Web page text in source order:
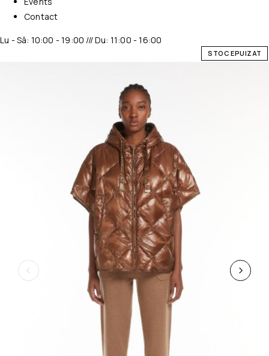
Contact
Lu - Sâ: 10:00 - 19:00 /// Du: 11:00 - 16:00
STOC EPUIZAT